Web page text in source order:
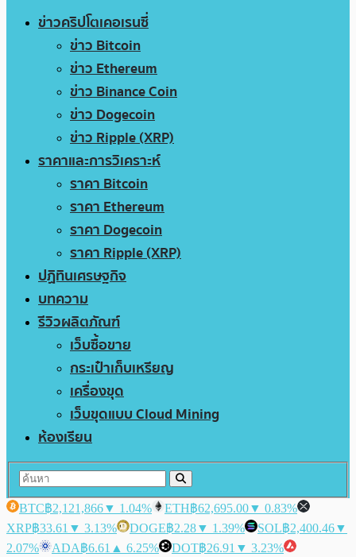
ข่าวคริปโตเคอเรนซี่
ข่าว Bitcoin
ข่าว Ethereum
ข่าว Binance Coin
ข่าว Dogecoin
ข่าว Ripple (XRP)
ราคาและการวิเคราะห์
ราคา Bitcoin
ราคา Ethereum
ราคา Dogecoin
ราคา Ripple (XRP)
ปฏิทินเศรษฐกิจ
บทความ
รีวิวผลิตภัณฑ์
เว็บซื้อขาย
กระเป๋าเก็บเหรียญ
เครื่องขุด
เว็บขุดแบบ Cloud Mining
ห้องเรียน
BTC฿2,121,866▼ 1.04% ETH฿62,695.00▼ 0.83%
XRP฿33.61 ▼ 3.13% DOGE฿2.28▼ 1.39% SOL฿2,400.46▼
2.07%
ADA฿6.61 ▲ 6.25% DOT฿26.91 ▼ 3.23%